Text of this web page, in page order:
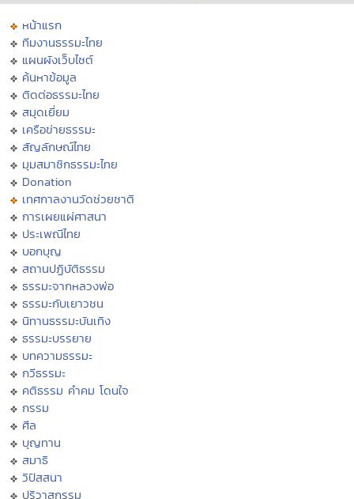
หน้าแรก
ทีมงานธรรมะไทย
แผนผังเว็บไซต์
ค้นหาข้อมูล
ติดต่อธรรมะไทย
สมุดเยี่ยม
เครือข่ายธรรมะ
สัญลักษณ์ไทย
มุมสมาชิกธรรมะไทย
Donation
เทศกาลงานวัดช่วยชาติ
การเผยแผ่ศาสนา
ประเพณีไทย
บอกบุญ
สถานปฏิบัติธรรม
ธรรมะจากหลวงพ่อ
ธรรมะกับเยาวชน
นิทานธรรมะบันเทิง
ธรรมะบรรยาย
บทความธรรมะ
กวีธรรมะ
คติธรรม คำคม โดนใจ
กรรม
ศีล
บุญทาน
สมาธิ
วิปัสสนา
ปริวาสกรรม